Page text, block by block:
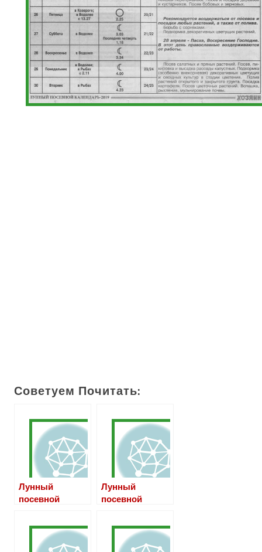
Советуем Почитать:
Лунный
посевной
май 2019 года
Лунный
посевной
июнь 2019 года